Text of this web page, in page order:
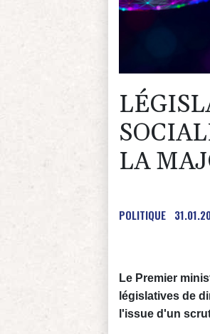
LA
POLITIQUE
Le Premier
législatives de
l'issue d'un